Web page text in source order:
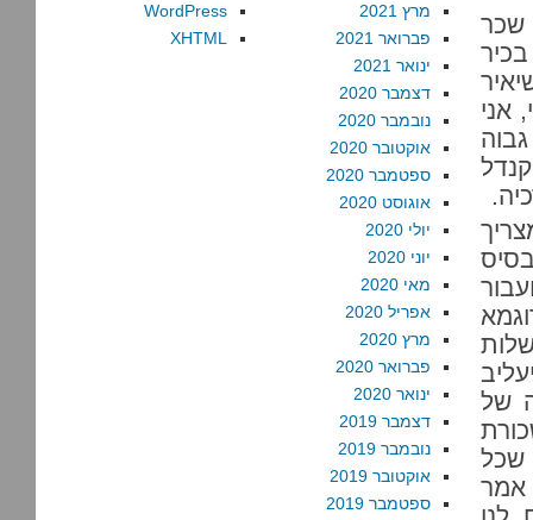
שכר
אני
של
שכל
אמר
מרץ 2021
פברואר 2021
ינואר 2021
דצמבר 2020
נובמבר 2020
אוקטובר 2020
ספטמבר 2020
אוגוסט 2020
יולי 2020
יוני 2020
מאי 2020
אפריל 2020
מרץ 2020
פברואר 2020
ינואר 2020
דצמבר 2019
נובמבר 2019
אוקטובר 2019
ספטמבר 2019
WordPress
XHTML